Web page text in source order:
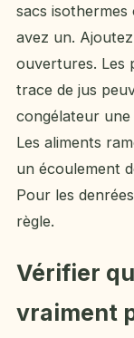
sacs
avez un.
ouvertures. Les
trace de jus
congélateur une
Les aliments
un écoulement
Pour les
règle.
Vérifier
vraiment